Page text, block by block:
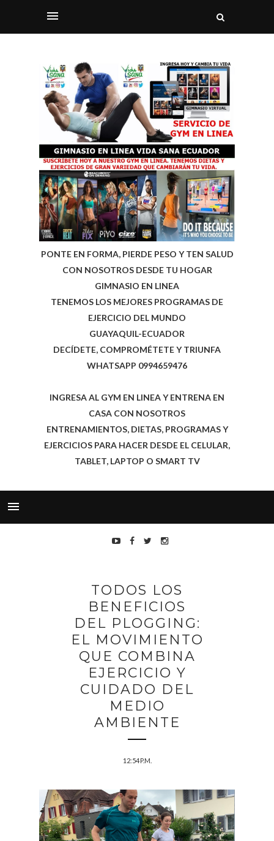
PONTE EN FORMA, PIERDE PESO Y TEN SALUD
CON NOSOTROS DESDE TU HOGAR
GIMNASIO EN LINEA
TENEMOS LOS MEJORES PROGRAMAS DE
EJERCICIO DEL MUNDO
GUAYAQUIL-ECUADOR
DECÍDETE, COMPROMÉTETE Y TRIUNFA
WHATSAPP 0994659476
INGRESA AL GYM EN LINEA Y ENTRENA EN
CASA CON NOSOTROS
ENTRENAMIENTOS, DIETAS, PROGRAMAS Y
EJERCICIOS PARA HACER DESDE EL CELULAR,
TABLET, LAPTOP O SMART TV
TODOS LOS
BENEFICIOS
DEL PLOGGING:
EL MOVIMIENTO
QUE COMBINA
EJERCICIO Y
CUIDADO DEL
MEDIO
AMBIENTE
12:54 P.M.